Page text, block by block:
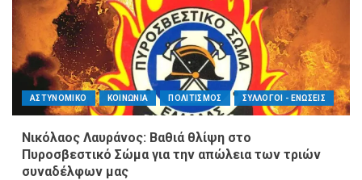
ΑΣΤΥΝΟΜΙΚΟ ΚΟΙΝΩΝΙΑ ΠΟΛΙΤΙΣΜΟΣ ΣΥΛΛΟΓΟΙ - ΕΝΩΣΕΙΣ
Νικόλαος Λαυράνος: Βαθιά θλίψη στο
Πυροσβεστικό Σώμα για την απώλεια των τριών
συναδέλφων μας